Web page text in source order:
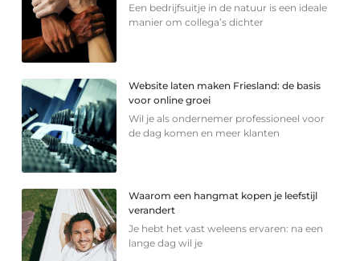
Een bedrijfsuitje in de natuur is een ideale
manier om collega’s dichter
Website laten maken Friesland: de basis
voor online groei
Wil je als ondernemer professioneel voor
de dag komen en meer klanten
Waarom een hangmat kopen je leefstijl
verandert
Je hebt het vast weleens ervaren: na een
lange dag wil je